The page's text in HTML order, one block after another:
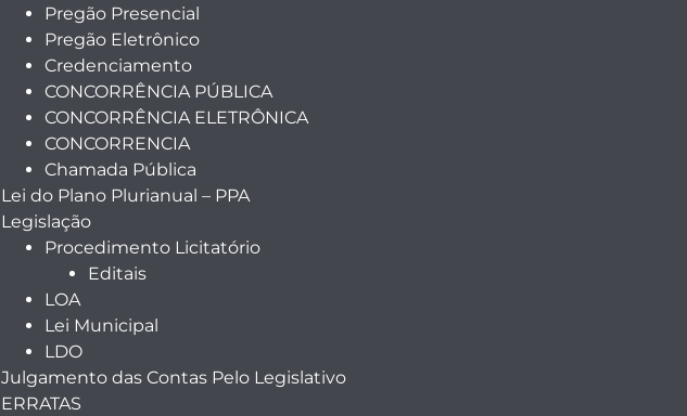
Pregão Presencial
Pregão Eletrônico
Credenciamento
CONCORRÊNCIA PÚBLICA
CONCORRÊNCIA ELETRÔNICA
CONCORRENCIA
Chamada Pública
Lei do Plano Plurianual – PPA
Legislação
Procedimento Licitatório
Editais
LOA
Lei Municipal
LDO
Julgamento das Contas Pelo Legislativo
ERRATAS